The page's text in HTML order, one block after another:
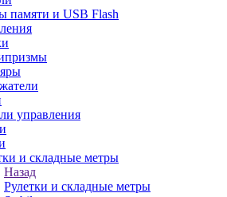
памяти и USB Flash
управления
и складные метры
Назад
Рулетки и складные метры